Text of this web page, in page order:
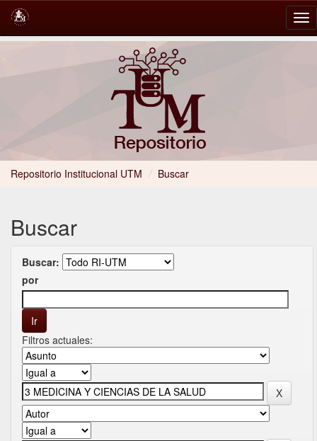
Repositorio Institucional UTM / Buscar
Buscar
Buscar:
por
Filtros actuales: